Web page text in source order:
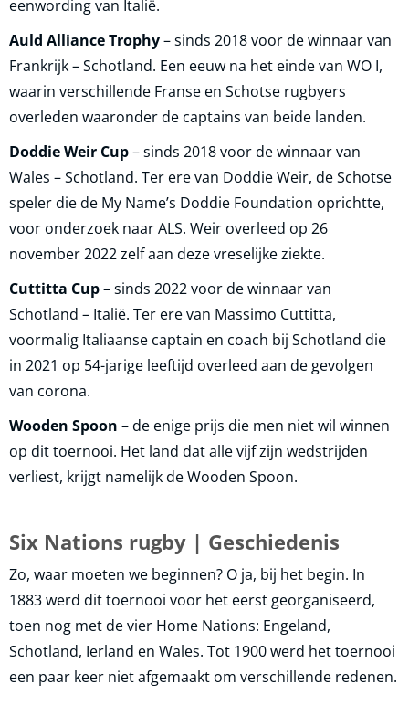
eenwording van Italië.
Auld Alliance Trophy– sinds 2018 voor de winnaar van
Frankrijk – Schotland. Een eeuw na het einde van WO I,
waarin verschillende Franse en Schotse rugbyers
overleden waaronder de captains van beide landen.
Doddie Weir Cup– sinds 2018 voor de winnaar van
Wales – Schotland. Ter ere van Doddie Weir, de Schotse
speler die de My Name’s Doddie Foundation oprichtte,
voor onderzoek naar ALS. Weir overleed op 26
november 2022 zelf aan deze vreselijke ziekte.
Cuttitta Cup– sinds 2022 voor de winnaar van
Schotland – Italië. Ter ere van Massimo Cuttitta,
voormalig Italiaanse captain en coach bij Schotland die
in 2021 op 54-jarige leeftijd overleed aan de gevolgen
van corona.
Wooden Spoon – de enige prijs die men niet wil winnen
op dit toernooi. Het land dat alle vijf zijn wedstrijden
verliest, krijgt namelijk de Wooden Spoon.
Six Nations rugby | Geschiedenis
Zo, waar moeten we beginnen? O ja, bij het begin. In
1883 werd dit toernooi voor het eerst georganiseerd,
toen nog met de vier Home Nations: Engeland,
Schotland, Ierland en Wales. Tot 1900 werd het toernooi
een paar keer niet afgemaakt om verschillende redenen.